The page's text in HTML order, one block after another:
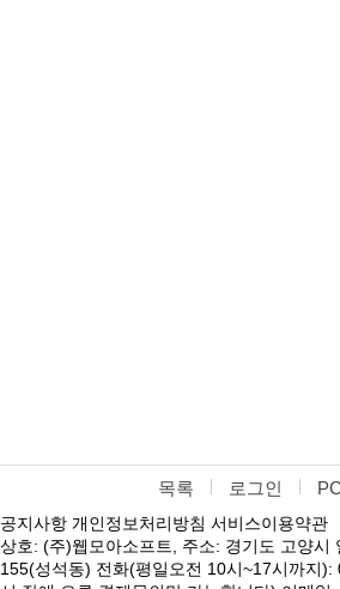
목록 로그인
공지사항 개인정보처리방침 서비스이용약관
상호: (주)웹모아소프트, 주소: 경기도 고양시
155(성석동) 전화(평일오전 10시~17시까지